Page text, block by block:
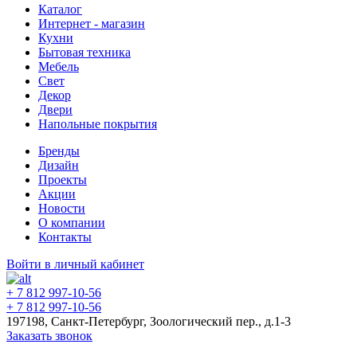
Каталог
Интернет - магазин
Кухни
Бытовая техника
Мебель
Свет
Декор
Двери
Напольные покрытия
Бренды
Дизайн
Проекты
Акции
Новости
О компании
Контакты
Войти в личный кабинет
+ 7 812 997-10-56
+ 7 812 997-10-56
197198, Санкт-Петербург, Зоологический пер., д.1-3
Заказать звонок